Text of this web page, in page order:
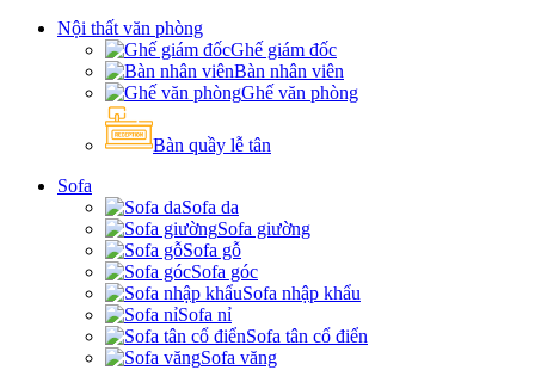
Nội thất văn phòng
Ghế giám đốc
Bàn nhân viên
Ghế văn phòng
Bàn quầy lễ tân
Sofa
Sofa da
Sofa giường
Sofa gỗ
Sofa góc
Sofa nhập khẩu
Sofa nỉ
Sofa tân cổ điển
Sofa văng